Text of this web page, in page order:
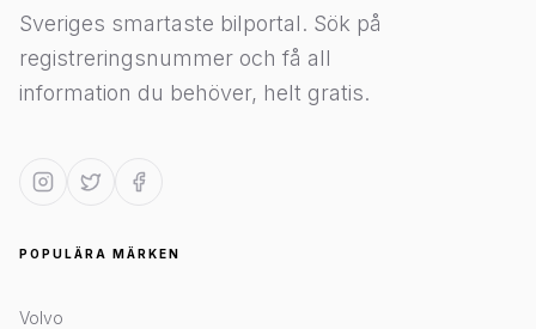
Sveriges smartaste bilportal. Sök på
registreringsnummer och få all
information du behöver, helt gratis.
POPULÄRA MÄRKEN
Volvo